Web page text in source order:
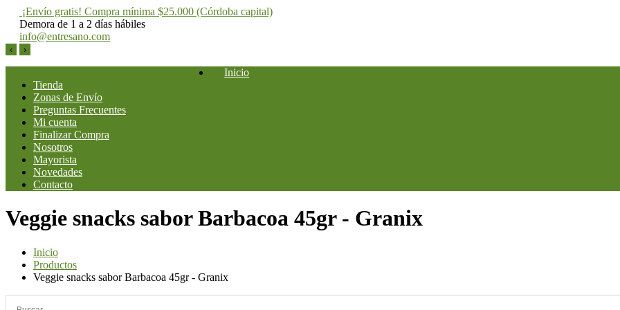
¡Envío gratis! Compra mínima $25.000 (Córdoba capital)
Demora de 1 a 2 días hábiles
info@entresano.com
‹ ›
contenido
Entresano
Supermercado Saludable
Inicio
Tienda
Zonas de Envío
Preguntas Frecuentes
Mi cuenta
Finalizar Compra
Nosotros
Mayorista
Novedades
Contacto
Veggie snacks sabor Barbacoa 45gr - Granix
Inicio
Productos
Veggie snacks sabor Barbacoa 45gr - Granix